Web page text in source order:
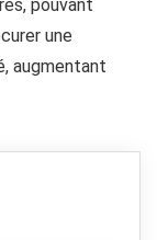
pouvant
une
augmentant